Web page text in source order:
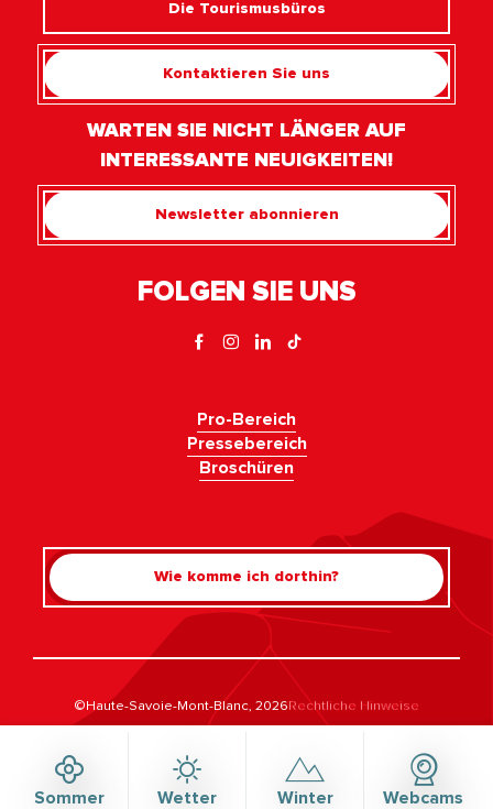
Sommer Wetter Winter Webcams
Rechercher
Die Tourismusbüros
Kontaktieren Sie uns
WARTEN SIE NICHT LÄNGER AUF
INTERESSANTE NEUIGKEITEN!
Newsletter abonnieren
FOLGEN SIE UNS
Pro-Bereich
Pressebereich
Broschüren
Wie komme ich dorthin?
©Haute-Savoie-Mont-Blanc, 2026Rechtliche Hinweise
DatenschutzrichtlinieUmgang mit der Zustimmung
Barrierefreiheit: nicht konform